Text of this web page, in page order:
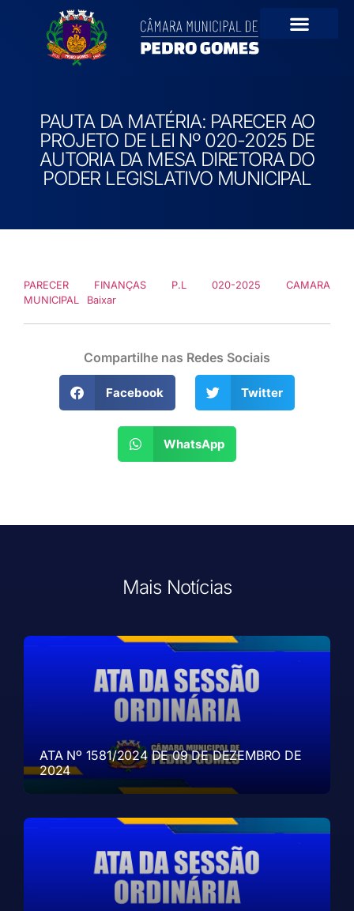
PAUTA DA MATÉRIA: PARECER AO
PROJETO DE LEI Nº 020-2025 DE
AUTORIA DA MESA DIRETORA DO
PODER LEGISLATIVO MUNICIPAL
PARECER FINANÇAS P.L 020-2025 CAMARA
MUNICIPAL
Baixar
Compartilhe nas Redes Sociais
Facebook Twitter
WhatsApp
Mais Notícias
ATA Nº 1581/2024 DE 09 DE DEZEMBRO DE
2024